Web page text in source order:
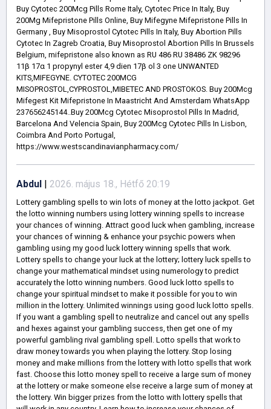
Buy Cytotec 200Mcg Pills Rome Italy, Cytotec Price In Italy, Buy
200Mg Mifepristone Pills Online, Buy Mifegyne Mifepristone Pills In
Germany , Buy Misoprostol Cytotec Pills In Italy, Buy Abortion Pills
Cytotec In Zagreb Croatia, Buy Misoprostol Abortion Pills In Brussels
Belgium, mifepristone also known as RU 486 RU 38486 ZK 98296
11β 17α 1 propynyl ester 4,9 dien 17β ol 3 one UNWANTED
KITS,MIFEGYNE. CYTOTEC 200MCG
MISOPROSTOL,CYPROSTOL,MIBETEC AND PROSTOKOS. Buy 200Mcg
Mifegest Kit Mifepristone In Maastricht And Amsterdam WhatsApp
237656245144..Buy 200Mcg Cytotec Misoprostol Pills In Madrid,
Barcelona And Velencia Spain, Buy 200Mcg Cytotec Pills In Lisbon,
Coimbra And Porto Portugal,
https://www.westscandinavianpharmacy.com/
Abdul | 2026. május 18., Hétfő 20:19
Lottery gambling spells to win lots of money at the lotto jackpot. Get
the lotto winning numbers using lottery winning spells to increase
your chances of winning. Attract good luck when gambling, increase
your chances of winning & enhance your psychic powers when
gambling using my good luck lottery winning spells that work.
Lottery spells to change your luck at the lottery; lottery luck spells to
change your mathematical mindset using numerology to predict
accurately the lotto winning numbers. Good luck lotto spells to
change your spiritual mindset to make it possible for you to win
million in the lottery. Unlimited winnings using good luck lotto spells.
If you want a gambling spell to neutralize and cancel out any spells
and hexes against your gambling success, then get one of my
powerful gambling rival gambling spell. Lotto spells that work to
draw money towards you when playing the lottery. Stop losing
money and make millions from the lottery with lotto spells that work
fast. Choose this lotto money spell to receive a large sum of money
at the lottery or make someone else receive a large sum of money at
the lottery. Win bigger prizes from the lotto with lottery spells that